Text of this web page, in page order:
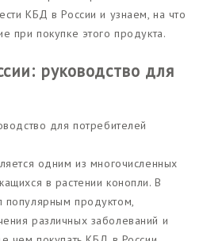
КБД в России и узнаем, на что
при покупке этого продукта.
руководство для
для потребителей
одним из многочисленных
в растении конопли. В
продуктом,
различных заболеваний и